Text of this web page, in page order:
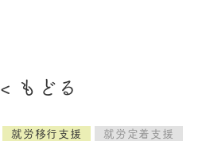
< もどる
就労移行支援 就労定着支援